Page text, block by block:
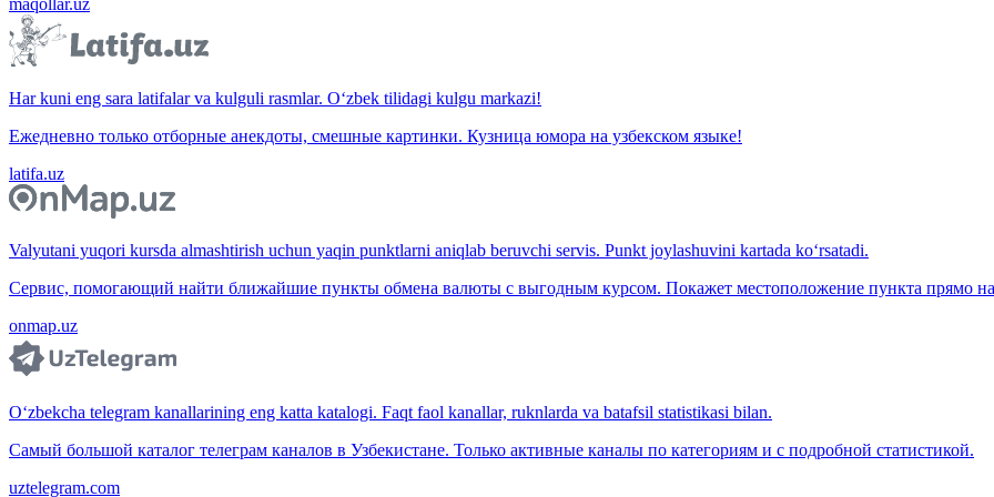
maqollar.uz
Har kuni eng sara latifalar va kulguli rasmlar. O‘zbek tilidagi kulgu markazi!
Ежедневно только отборные анекдоты, смешные картинки. Кузница юмора на узбекском языке!
latifa.uz
Valyutani yuqori kursda almashtirish uchun yaqin punktlarni aniqlab beruvchi servis. Punkt joylashuvini kartada ko‘rsatadi.
Сервис, помогающий найти ближайшие пункты обмена валюты с выгодным курсом. Покажет местоположение пункта прямо на
onmap.uz
O‘zbekcha telegram kanallarining eng katta katalogi. Faqt faol kanallar, ruknlarda va batafsil statistikasi bilan.
Самый большой каталог телеграм каналов в Узбекистане. Только активные каналы по категориям и с подробной статистикой.
uztelegram.com